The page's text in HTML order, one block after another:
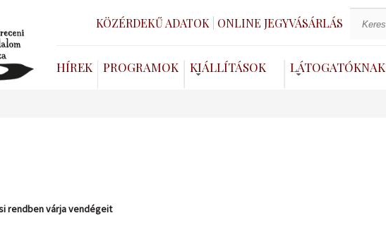
KÖZÉRDEKŰ ADATOK ONLINE JEGYVÁSÁRLÁS
HÍREK PROGRAMOK KIÁLLÍTÁSOK LÁTOGATÓKNAK
rendben várja vendégeit